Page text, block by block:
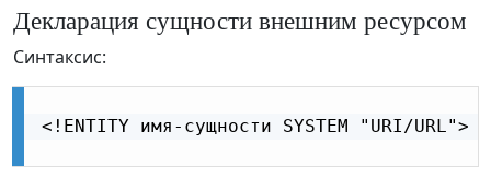
Декларация сущности внешним ресурсом
Синтаксис:
<!ENTITY имя-сущности SYSTEM "URI/URL">